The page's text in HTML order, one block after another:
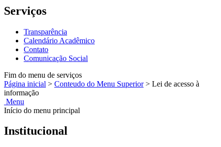
Serviços
Transparência
Calendário Acadêmico
Contato
Comunicação Social
Fim do menu de serviços
Página inicial > Conteudo do Menu Superior > Lei de acesso à
informação
Menu
Início do menu principal
Institucional